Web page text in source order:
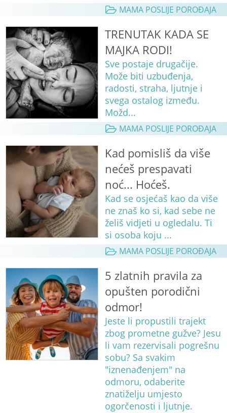
MAMA POSLIJE POROĐAJA
TRENUTAK KADA SE
MAJKA RODI!
Sve postaje drugačije.
Može biti uzbuđenja,
radosti, straha, ljutnje i
svega ostalog između.
Možd...
MAMA POSLIJE POROĐAJA
Kad pomisliš da više
nećeš prespavati
noć... Hoćeš.
Kad se osjećaš kao da više
ne znaš ko si, kad sebe ne
želiš vidjeti u ogledalu. Ti
si osoba koju ...
MAMA POSLIJE POROĐAJA
5 zlatnih pravila za
opušten porodični
odmor!
Jeste li propustili trajekt
zbog prometne gužve? Jesu
li vam rezervisali pogrešnu
sobu? Sa svakim
"iznenađenjem" na
odmoru, odaberite
znatiželju umjesto
ogorčenosti i ljutnje.